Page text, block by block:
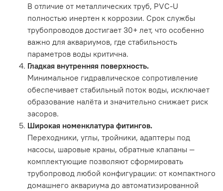
В отличие от металлических труб, PVC-U
полностью инертен к коррозии. Срок службы
трубопроводов достигает 30+ лет, что особенно
важно для аквариумов, где стабильность
параметров воды критична.
Гладкая внутренняя поверхность.
Минимальное гидравлическое сопротивление
обеспечивает стабильный поток воды, исключает
образование налёта и значительно снижает риск
засоров.
Широкая номенклатура фитингов.
Переходники, углы, тройники, адаптеры под
насосы, шаровые краны, обратные клапаны —
комплектующие позволяют сформировать
трубопровод любой конфигурации: от компактного
домашнего аквариума до автоматизированной